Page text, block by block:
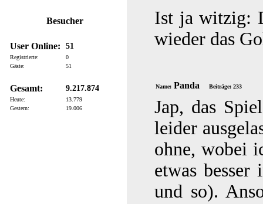
Besucher
User Online: 51
Registrierte:
0
Gäste:
51
Gesamt: 9.217.874
Heute:
13.779
Gestern:
19.006
Ist ja witzig:
wieder das
Name: Panda Beiträge: 233
Jap, das
leider
ohne, wobei
etwas besser
und so).